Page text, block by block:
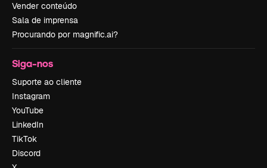
Vender conteúdo
Sala de imprensa
Procurando por magnific.ai?
Siga-nos
Suporte ao cliente
Instagram
YouTube
LinkedIn
TikTok
Discord